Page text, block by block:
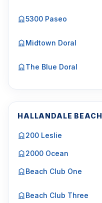
5300 Paseo
Midtown Doral
The Blue Doral
HALLANDALE BEACH
200 Leslie
2000 Ocean
Beach Club One
Beach Club Three